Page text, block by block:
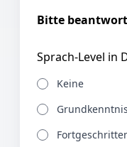
Bitte
Sprach-Level in
Keine